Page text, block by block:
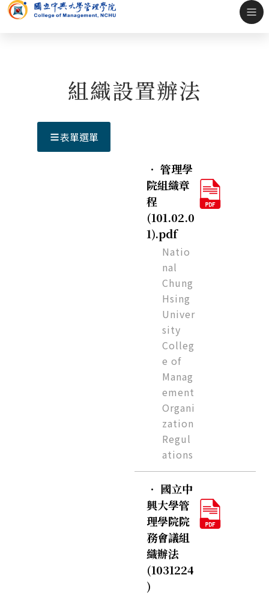
組織設置辦法
表單選單
． 管理學
院組織章
程
(101.02.0
1).pdf
Natio
nal
Chung
Hsing
Univer
sity
Colleg
e of
Manag
ement
Organi
zation
Regul
ations
． 國立中
興大學管
理學院院
務會議組
織辦法
(1031224
)